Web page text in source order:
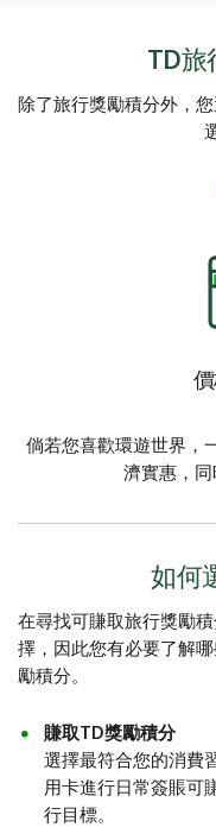
TD旅
除了旅行獎勵積分外，
倘若您喜歡環遊世界，
濟實惠，同
如何
在尋找可賺取旅行獎勵
擇，因此您有必要了解
勵積分。
賺取TD獎勵積分
選擇最符合您的消費
用卡進行日常簽賬可
行目標。